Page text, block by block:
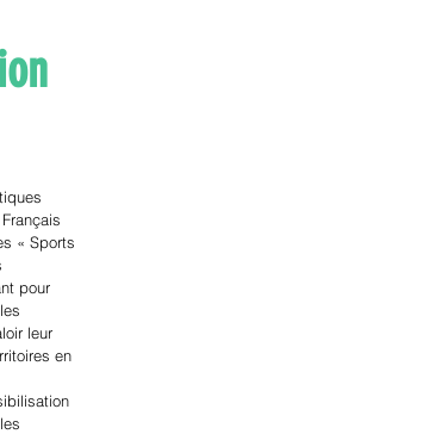
« Sports
pour
leur
en